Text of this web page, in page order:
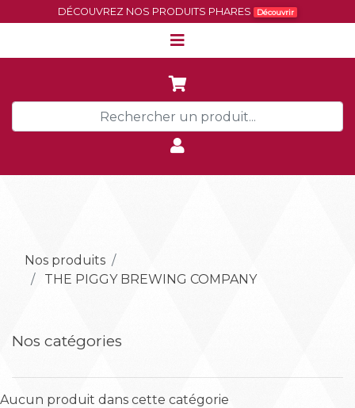
DÉCOUVREZ NOS PRODUITS PHARES Découvrir
Nos produits
THE PIGGY BREWING COMPANY
Nos catégories
Aucun produit dans cette catégorie